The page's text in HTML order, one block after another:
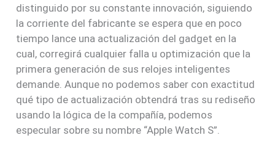
distinguido por su constante innovación, siguiendo
la corriente del fabricante se espera que en poco
tiempo lance una actualización del gadget en la
cual, corregirá cualquier falla u optimización que la
primera generación de sus relojes inteligentes
demande. Aunque no podemos saber con exactitud
qué tipo de actualización obtendrá tras su rediseño
usando la lógica de la compañía, podemos
especular sobre su nombre “Apple Watch S”.